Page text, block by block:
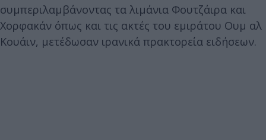
συμπεριλαμβάνοντας τα λιμάνια Φουτζάιρα και
Χορφακάν όπως και τις ακτές του εμιράτου Ουμ αλ
Κουάιν, μετέδωσαν ιρανικά πρακτορεία ειδήσεων.